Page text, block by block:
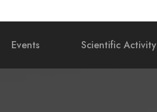
Events Scientific Activity